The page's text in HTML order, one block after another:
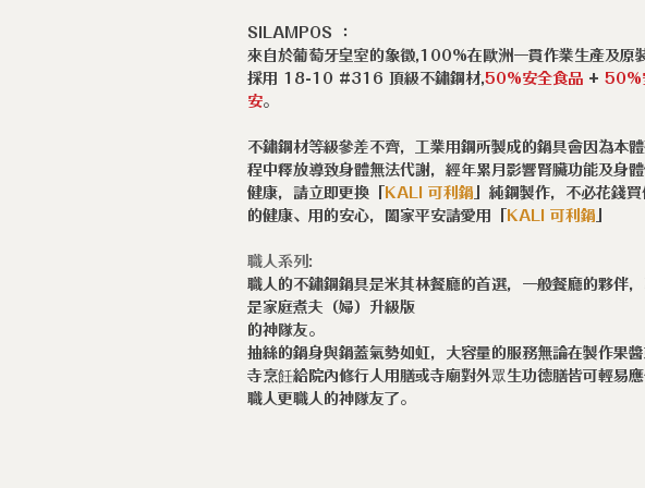
SILAMPOS ：
來自於葡萄牙皇室的象徵,100%在歐洲一貫作業生產及原
採用 18-10 #316 頂級不鏽鋼材,50%安全食品 + 50%
安。
不鏽鋼材等級參差不齊，工業用鋼所製成的鍋具會因為本
程中釋放導致身體無法代謝，經年累月影響腎臟功能及身
健康，請立即更換「
KALI 可利鍋 」純鋼製作，不必花錢
的健康、用的安心，闔家平安請愛用「
KALI 可利鍋
職人系列:
職人的不鏽鋼鍋具是米其林餐廳的首選，一般餐廳的夥伴，
是家庭煮夫（婦）升級版
的神隊友。
抽絲的鍋身與鍋蓋氣勢如虹，大容量的服務無論在製作果
寺烹飪給院內修行人用膳或寺廟對外眾生功德膳皆可輕易
職人更職人的神隊友了。